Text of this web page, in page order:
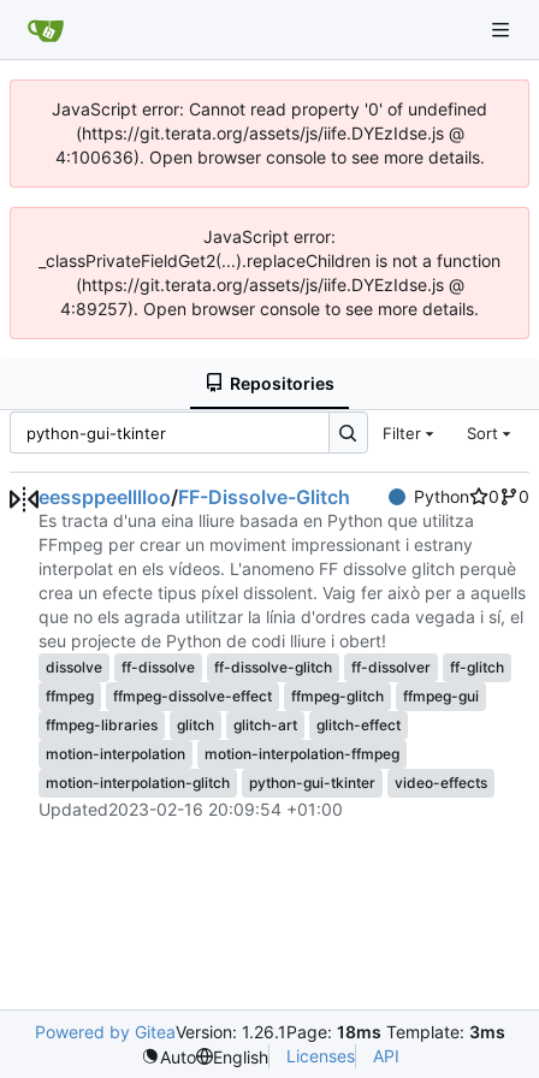
JavaScript error: Cannot read property '0' of undefined
(https://git.terata.org/assets/js/iife.DYEzIdse.js @
4:100636). Open browser console to see more details.
JavaScript error:
_classPrivateFieldGet2(...).replaceChildren is not a function
(https://git.terata.org/assets/js/iife.DYEzIdse.js @
4:89257). Open browser console to see more details.
Repositories
Filter Sort
eessppeelllloo/FF-Dissolve-Glitch Python 0
0
Es tracta d'una eina lliure basada en Python que utilitza
FFmpeg per crear un moviment impressionant i estrany
interpolat en els vídeos. L'anomeno FF dissolve glitch perquè
crea un efecte tipus píxel dissolent. Vaig fer això per a aquells
que no els agrada utilitzar la línia d'ordres cada vegada i sí, el
seu projecte de Python de codi lliure i obert!
dissolve ff-dissolve ff-dissolve-glitch ff-dissolver
ff-glitch
ffmpeg
ffmpeg-dissolve-effect ffmpeg-glitch
ffmpeg-gui
ffmpeg-libraries
glitch glitch-art
glitch-effect
motion-interpolation
motion-interpolation-ffmpeg
motion-interpolation-glitch
python-gui-tkinter video-effects
Updated2023-02-16 20:09:54 +01:00
Powered by GiteaVersion: 1.26.1Page: 18ms Template: 3ms
Auto
English Licenses API